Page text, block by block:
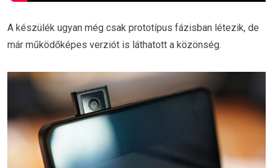
A készülék ugyan még csak prototípus fázisban létezik, de
már működőképes verziót is láthatott a közönség.